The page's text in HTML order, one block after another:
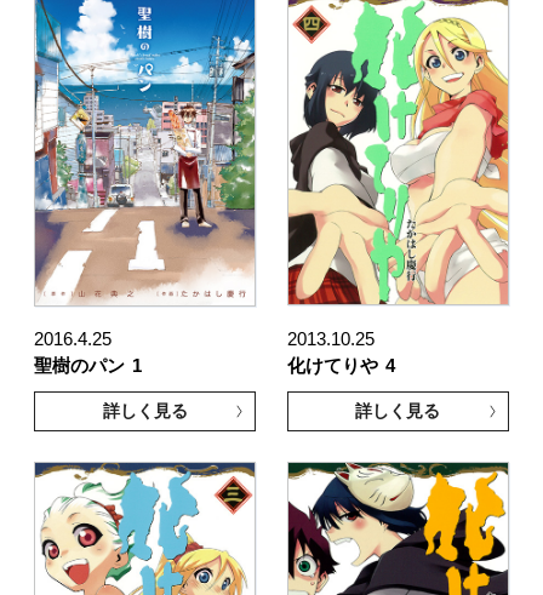
2016.4.25
聖樹のパン 1
詳しく見る
2013.10.25
化けてりや 4
詳しく見る